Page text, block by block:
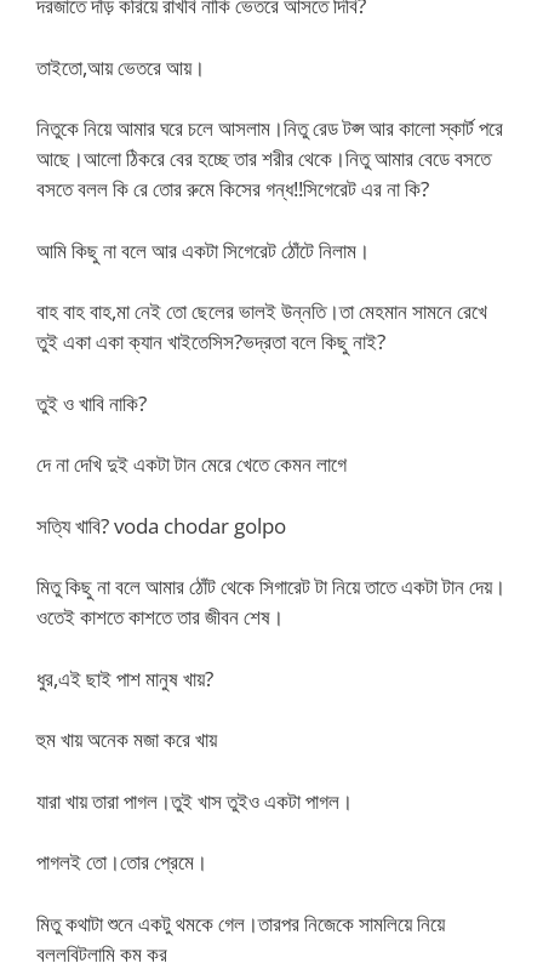
তাইতো,আয় ভেতরে আয়।
নিতুকে নিয়ে আমার ঘরে চলে আসলাম।নিতু রেড টপ্স আর কালো স্কার্ট পরে
আছে।আলো ঠিকরে বের হচ্ছে তার শরীর থেকে।নিতু আমার বেডে বসতে
বসতে বলল কি রে তোর রুমে কিসের গন্ধ!!সিগেরেট এর না কি?
আমি কিছু না বলে আর একটা সিগেরেট ঠোঁটে নিলাম।
বাহ বাহ বাহ,মা নেই তো ছেলের ভালই উন্নতি।তা মেহমান সামনে রেখে
তুই একা একা ক্যান খাইতেসিস?ভদ্রতা বলে কিছু নাই?
তুই ও খাবি নাকি?
দে না দেখি দুই একটা টান মেরে খেতে কেমন লাগে
সত্যি খাবি? voda chodar golpo
মিতু কিছু না বলে আমার ঠোঁট থেকে সিগারেট টা নিয়ে তাতে একটা টান দেয়।
ওতেই কাশতে কাশতে তার জীবন শেষ।
ধুর,এই ছাই পাশ মানুষ খায়?
হুম খায় অনেক মজা করে খায়
যারা খায় তারা পাগল।তুই খাস তুইও একটা পাগল।
পাগলই তো।তোর প্রেমে।
মিতু কথাটা শুনে একটু থমকে গেল।তারপর নিজেকে সামলিয়ে নিয়ে
বললবিটলামি কম কর